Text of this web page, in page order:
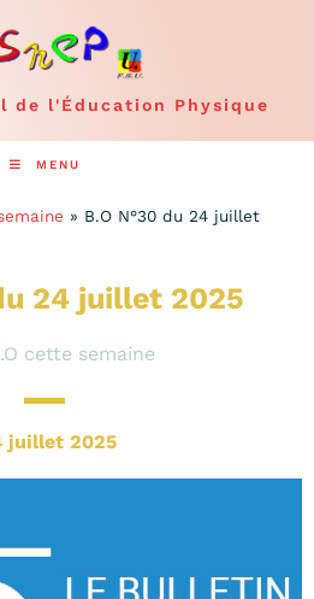
de l'Éducation Physique
MENU
» B.O N°30 du 24 juillet
24 juillet 2025
cette semaine
juillet 2025